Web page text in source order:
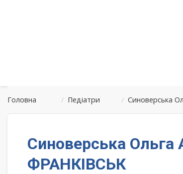
Головна / Педіатри / Синоверська
Синоверська Ольга
ФРАНКІВСЬК